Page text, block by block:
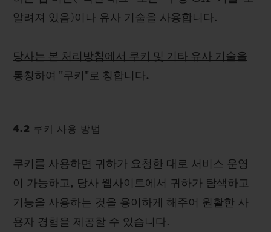
알려져 있음)이나 유사 기술을 사용합니다.
당사는 본 처리방침에서 쿠키 및 기타 유사 기술을
통칭하여 "쿠키"로 칭합니다.
4.2 쿠키 사용 방법
쿠키를 사용하면 귀하가 요청한 대로 서비스 운영
이 가능하고, 당사 웹사이트에서 귀하가 탐색하고
기능을 사용하는 것을 용이하게 해주어 원활한 사
용자 경험을 제공할 수 있습니다.